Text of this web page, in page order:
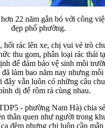
22 năm gắn bó với công
đẹp phố phường.
hốt rác lên xe, chị vui vẻ trò
thu gom, phân loại rác thải
để đảm bảo vệ sinh môi
làm bao năm nay nhưng mỗi
đây vẫn luôn có những câu
dị để rôm rả cùng nhau.
- phường Nam Hà) chia
thân quen như người trong
đêm nhưng chị luôn cần